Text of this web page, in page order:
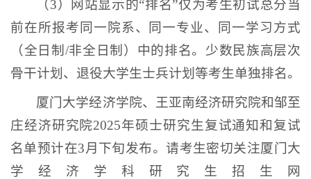
（3）网站显示的“排名”仅为考生初试总分当
前在所报考同一院系、同一专业、同一学习方式
（全日制/非全日制）中的排名。少数民族高层次
骨干计划、退役大学生士兵计划等考生单独排名。
厦门大学经济学院、王亚南经济研究院和邹至
庄经济研究院2025年硕士研究生复试通知和复试
名单预计在3月下旬发布。请考生密切关注厦门大
学经济学科研究生招生网